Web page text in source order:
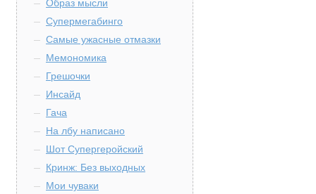
Образ мысли
Супермегабинго
Самые ужасные отмазки
Мемономика
Грешочки
Инсайд
Гача
На лбу написано
Шот Супергеройский
Кринж: Без выходных
Мои чуваки